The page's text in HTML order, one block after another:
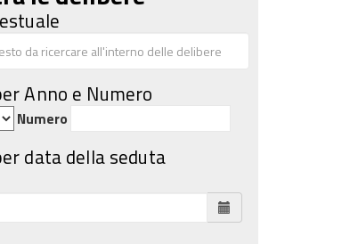
Anno e Numero
Numero
data della seduta